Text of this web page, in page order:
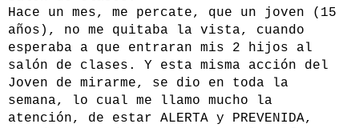
Hace un mes, me percate, que un joven (15
años), no me quitaba la vista, cuando
esperaba a que entraran mis 2 hijos al
salón de clases. Y esta misma acción del
Joven de mirarme, se dio en toda la
semana, lo cual me llamo mucho la
atención, de estar ALERTA y PREVENIDA,